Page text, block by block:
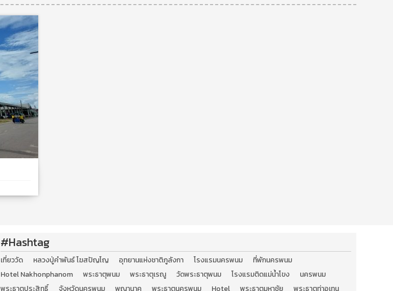
#Hashtag
เที่ยววัด หลวงปู่คำพันธ์ โฆสปัญโญ อุทยานแห่งชาติภูลังกา โรงแรมนครพนม
ที่พักนครพนม
Hotel Nakhonphanom
พระธาตุพนม พระธาตุเรณู วัดพระธาตุพนม โรงแรมติดแม่น้ำโขง
นครพนม
พระธาตุประสิทธิ์
จังหวัดนครพนม พญานาค พระธาตุนครพนม Hotel พระธาตุมหาชัย พระธาตุท่าอุเทน